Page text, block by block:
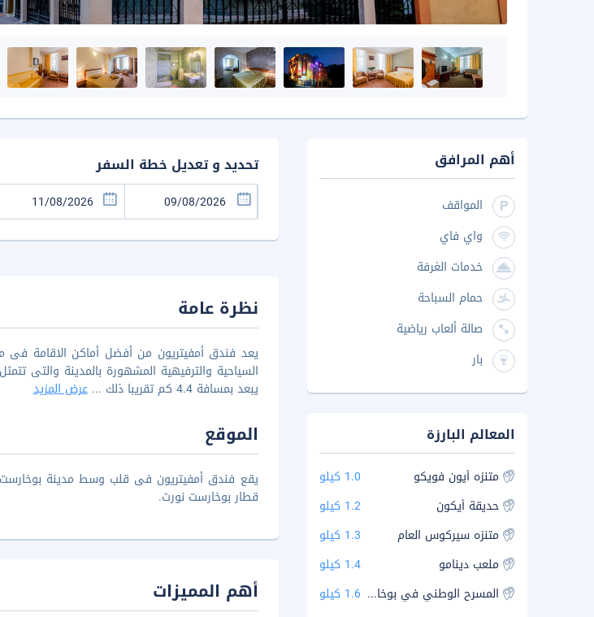
تحديد و تعديل خطة السفر
نظرة عامة
يبعد بمسافة 4.4 كم تقريبا ذلك
...عرض المزيد
الموقع
قطار بوخارست نورث.
أهم المميزات
أهم المرافق
المواقف
واي فاي
خدمات الغرفة
حمام السباحة
صالة ألعاب رياضية
بار
المعالم البارزة
متنزه أيون فويكو
1.0 كيلو
حديقة أيكون
1.2 كيلو
متنزه سيركوس العام
1.3 كيلو
ملعب دينامو
1.4 كيلو
المسرح الوطني في بوخارست 1.6 كيلو